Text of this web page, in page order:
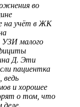
во
на учёт в ЖК
УЗИ малого
Д. Эти
пациентка
ведь
и хорошее
о том, что